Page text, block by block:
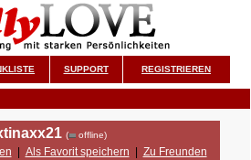
SUPPORT REGISTRIEREN
( offline)
Als Favorit speichern
Zu Freunden